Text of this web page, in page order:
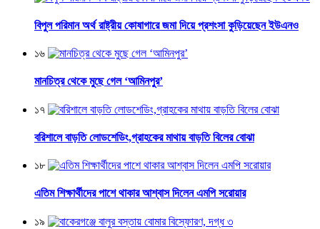
বিপুল পরিমান অর্থ রাষ্ট্রীয় কোষাগারে জমা দিয়ে প্রশংসা কুড়িয়েছেন ইউএনও
১৬
মানচিত্র থেকে মুছে গেল ‘আমিনপুর’
১৭
বরিশালে বাড়তি লোডশেডিং,গ্রাহকের মাথায় বাড়তি বিলের বোঝা
১৮
এতিম শিক্ষার্থীদের পাশে থাকার আশ্বাস দিলেন এমপি সরোয়ার
১৯